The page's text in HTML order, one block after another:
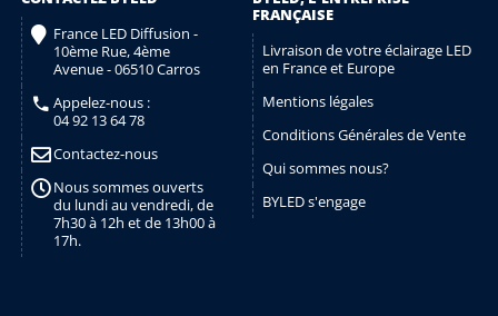
France LED Diffusion -
10ème Rue, 4ème
Avenue - 06510 Carros
Appelez-nous :
04 92 13 64 78
Contactez-nous
Nous sommes ouverts
du lundi au vendredi, de
7h30 à 12h et de 13h00 à
17h.
FRANÇAISE
Livraison de votre éclairage LED
en France et Europe
Mentions légales
Conditions Générales de Vente
Qui sommes nous?
BYLED s'engage